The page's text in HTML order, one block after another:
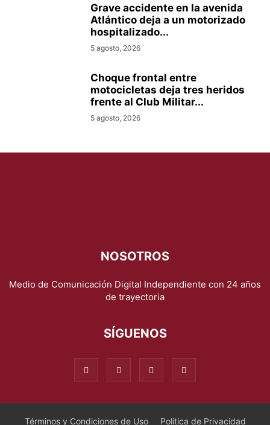
Grave accidente en la avenida
Atlántico deja a un motorizado
hospitalizado...
5 agosto, 2026
Choque frontal entre
motocicletas deja tres heridos
frente al Club Militar...
5 agosto, 2026
NOSOTROS
Medio de Comunicación Digital Independiente con 24 años
de trayectoria
SÍGUENOS
Términos y Condiciones de Uso Política de Privacidad